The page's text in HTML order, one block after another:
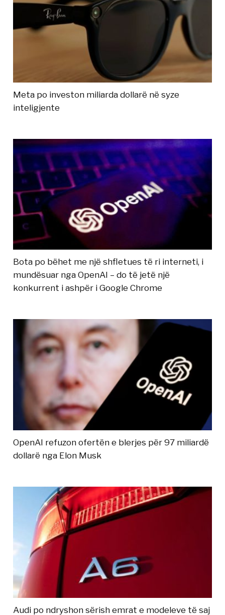
Meta po investon miliarda dollarë në syze
inteligjente
Bota po bëhet me një shfletues të ri interneti, i
mundësuar nga OpenAI – do të jetë një
konkurrent i ashpër i Google Chrome
OpenAI refuzon ofertën e blerjes për 97 miliardë
dollarë nga Elon Musk
Audi po ndryshon sërish emrat e modeleve të saj